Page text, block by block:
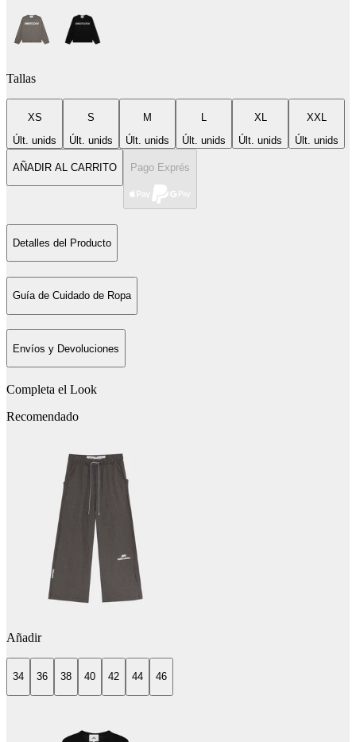
Tallas
XS
Últ. unids
S
Últ. unids
M
Últ. unids
L
Últ. unids
XL
Últ. unids
XXL
Últ. unids
AÑADIR AL CARRITO Pago Exprés
Detalles del Producto
Guía de Cuidado de Ropa
Envíos y Devoluciones
Completa el Look
Recomendado
Añadir
34 36 38 40 42 44 46